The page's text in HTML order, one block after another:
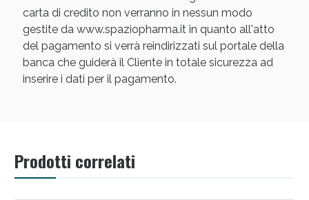
carta di credito non verranno in nessun modo
gestite da www.spaziopharma.it in quanto all'atto
del pagamento si verrà reindirizzati sul portale della
banca che guiderà il Cliente in totale sicurezza ad
inserire i dati per il pagamento.
Prodotti correlati